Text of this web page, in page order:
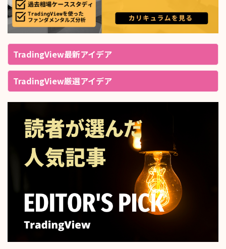
TradingView最新アイデア
TradingView厳選アイデア